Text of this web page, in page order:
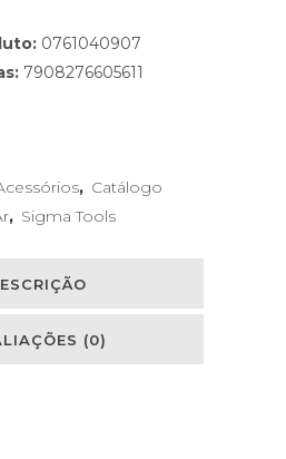
0761040907
7908276605611
, Catálogo
, Sigma Tools
(0)